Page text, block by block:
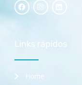
Links rápidos
Home